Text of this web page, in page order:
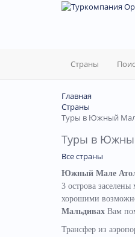
Страны
Главная
Страны
Туры в Южный
Туры в
Все страны
Южный Мале
3 острова
хорошими
Мальдивах Вам
Трансфер из